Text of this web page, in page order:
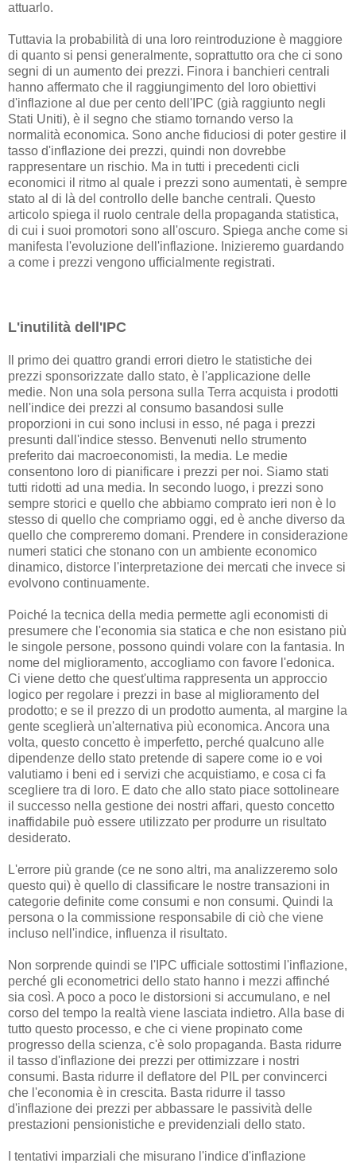
attuarlo.
Tuttavia la probabilità di una loro reintroduzione è maggiore
di quanto si pensi generalmente, soprattutto ora che ci sono
segni di un aumento dei prezzi. Finora i banchieri centrali
hanno affermato che il raggiungimento del loro obiettivi
d'inflazione al due per cento dell'IPC (già raggiunto negli
Stati Uniti), è il segno che stiamo tornando verso la
normalità economica. Sono anche fiduciosi di poter gestire il
tasso d'inflazione dei prezzi, quindi non dovrebbe
rappresentare un rischio. Ma in tutti i precedenti cicli
economici il ritmo al quale i prezzi sono aumentati, è sempre
stato al di là del controllo delle banche centrali. Questo
articolo spiega il ruolo centrale della propaganda statistica,
di cui i suoi promotori sono all'oscuro. Spiega anche come si
manifesta l'evoluzione dell'inflazione. Inizieremo guardando
a come i prezzi vengono ufficialmente registrati.
L'inutilità dell'IPC
Il primo dei quattro grandi errori dietro le statistiche dei
prezzi sponsorizzate dallo stato, è l'applicazione delle
medie. Non una sola persona sulla Terra acquista i prodotti
nell'indice dei prezzi al consumo basandosi sulle
proporzioni in cui sono inclusi in esso, né paga i prezzi
presunti dall'indice stesso. Benvenuti nello strumento
preferito dai macroeconomisti, la media. Le medie
consentono loro di pianificare i prezzi per noi. Siamo stati
tutti ridotti ad una media. In secondo luogo, i prezzi sono
sempre storici e quello che abbiamo comprato ieri non è lo
stesso di quello che compriamo oggi, ed è anche diverso da
quello che compreremo domani. Prendere in considerazione
numeri statici che stonano con un ambiente economico
dinamico, distorce l'interpretazione dei mercati che invece si
evolvono continuamente.
Poiché la tecnica della media permette agli economisti di
presumere che l'economia sia statica e che non esistano più
le singole persone, possono quindi volare con la fantasia. In
nome del miglioramento, accogliamo con favore l'edonica.
Ci viene detto che quest'ultima rappresenta un approccio
logico per regolare i prezzi in base al miglioramento del
prodotto; e se il prezzo di un prodotto aumenta, al margine la
gente sceglierà un'alternativa più economica. Ancora una
volta, questo concetto è imperfetto, perché qualcuno alle
dipendenze dello stato pretende di sapere come io e voi
valutiamo i beni ed i servizi che acquistiamo, e cosa ci fa
scegliere tra di loro. E dato che allo stato piace sottolineare
il successo nella gestione dei nostri affari, questo concetto
inaffidabile può essere utilizzato per produrre un risultato
desiderato.
L'errore più grande (ce ne sono altri, ma analizzeremo solo
questo qui) è quello di classificare le nostre transazioni in
categorie definite come consumi e non consumi. Quindi la
persona o la commissione responsabile di ciò che viene
incluso nell'indice, influenza il risultato.
Non sorprende quindi se l'IPC ufficiale sottostimi l'inflazione,
perché gli econometrici dello stato hanno i mezzi affinché
sia così. A poco a poco le distorsioni si accumulano, e nel
corso del tempo la realtà viene lasciata indietro. Alla base di
tutto questo processo, e che ci viene propinato come
progresso della scienza, c'è solo propaganda. Basta ridurre
il tasso d'inflazione dei prezzi per ottimizzare i nostri
consumi. Basta ridurre il deflatore del PIL per convincerci
che l'economia è in crescita. Basta ridurre il tasso
d'inflazione dei prezzi per abbassare le passività delle
prestazioni pensionistiche e previdenziali dello stato.
I tentativi imparziali che misurano l'indice d'inflazione